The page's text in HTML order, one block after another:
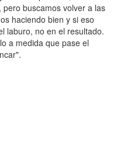
buscamos volver a las
haciendo bien y si eso
laburo, no en el resultado.
a medida que pase el